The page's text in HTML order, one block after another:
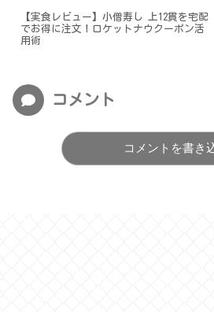
【実食レビュー】小僧寿し 上12貫を宅配
でお得に注文！ロケットナウクーポン活
用術
コメント
コメントを書き